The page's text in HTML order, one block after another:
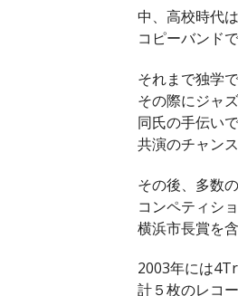
中、高校時代
コピーバンド
それまで独学
その際にジャ
同氏の手伝い
共演のチャン
その後、多数
コンペティシ
横浜市長賞を
2003年には
計５枚のレコ